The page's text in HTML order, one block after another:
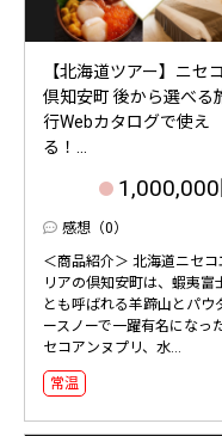
【北海道ツアー】ニセコ
倶知安町 後から選べる
行Webカタログで使え
る！...
感想（0）
＜商品紹介＞ 北海道ニセコ
リアの倶知安町は、蝦夷富
とも呼ばれる羊蹄山とパウ
ースノーで一躍有名になっ
セコアンヌプリ、水...
常温